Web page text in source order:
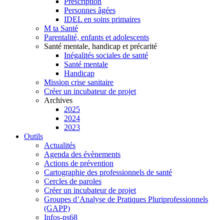
Personnes âgées
IDEL en soins primaires
M ta Santé
Parentalité, enfants et adolescents
Santé mentale, handicap et précarité
Inégalités sociales de santé
Santé mentale
Handicap
Mission crise sanitaire
Créer un incubateur de projet
Archives
2025
2024
2023
Outils
Actualités
Agenda des évènements
Actions de prévention
Cartographie des professionnels de santé
Cercles de paroles
Créer un incubateur de projet
Groupes d’Analyse de Pratiques Pluriprofessionnels
(GAPP)
Infos-ps68